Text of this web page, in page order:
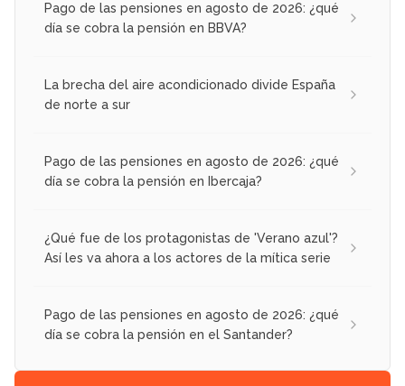
Pago de las pensiones en agosto de 2026: ¿qué
día se cobra la pensión en BBVA?
La brecha del aire acondicionado divide España
de norte a sur
Pago de las pensiones en agosto de 2026: ¿qué
día se cobra la pensión en Ibercaja?
¿Qué fue de los protagonistas de 'Verano azul'?
Así les va ahora a los actores de la mítica serie
Pago de las pensiones en agosto de 2026: ¿qué
día se cobra la pensión en el Santander?